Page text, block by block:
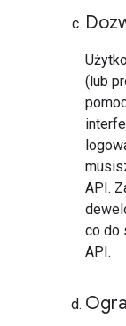
(lub
API.
co do
API.